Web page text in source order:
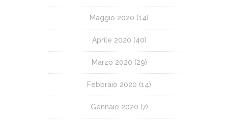
Maggio 2020 (14)
Aprile 2020 (40)
Marzo 2020 (29)
Febbraio 2020 (14)
Gennaio 2020 (7)